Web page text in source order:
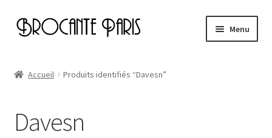
Aller
navigation
Aller
au
Menu
Checkout
Accueil Produits identifiés “Davesn”
Davesn